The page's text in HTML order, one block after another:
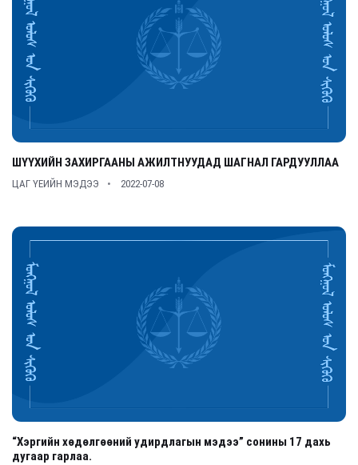
ШҮҮХИЙН ЗАХИРГААНЫ АЖИЛТНУУДАД ШАГНАЛ ГАРДУУЛЛАА
ЦАГ ҮЕИЙН МЭДЭЭ 2022-07-08
“Хэргийн хөдөлгөөний удирдлагын мэдээ” сонины 17 дахь
дугаар гарлаа.